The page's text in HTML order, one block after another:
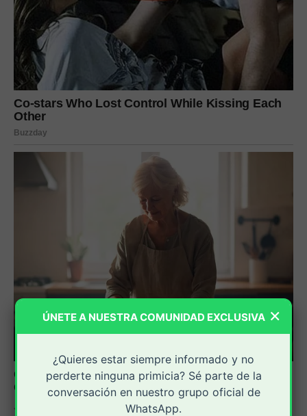
×
ÚNETE A NUESTRA COMUNIDAD EXCLUSIVA
¿Quieres estar siempre informado y no
perderte ninguna primicia? Sé parte de la
conversación en nuestro grupo oficial de
WhatsApp.